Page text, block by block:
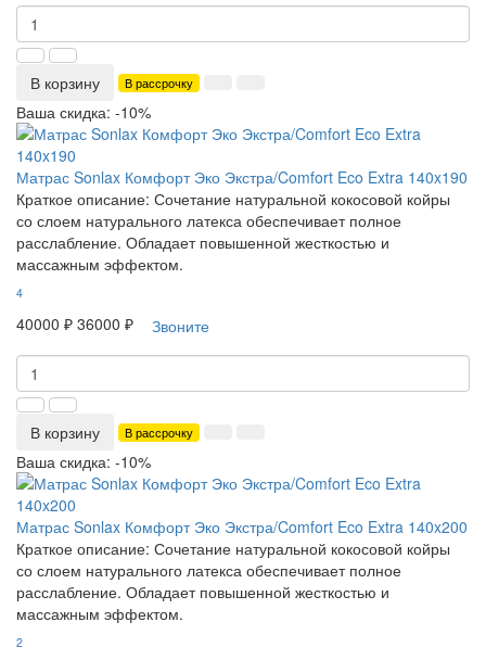
В корзину В рассрочку
Ваша скидка: -10%
Матрас Sonlax Комфорт Эко Экстра/Comfort Eco Extra 140x190
Краткое описание: Сочетание натуральной кокосовой койры
со слоем натурального латекса обеспечивает полное
расслабление. Обладает повышенной жесткостью и
массажным эффектом.
4
40000 ₽ 36000 ₽ Звоните
В корзину В рассрочку
Ваша скидка: -10%
Матрас Sonlax Комфорт Эко Экстра/Comfort Eco Extra 140x200
Краткое описание: Сочетание натуральной кокосовой койры
со слоем натурального латекса обеспечивает полное
расслабление. Обладает повышенной жесткостью и
массажным эффектом.
2